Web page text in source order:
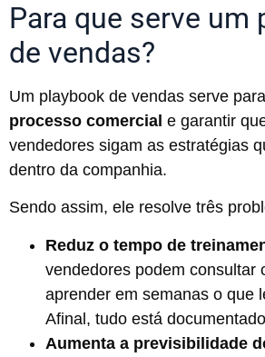
Para que serve um
de vendas?
Um playbook de vendas serve para
processo comercial e garantir
vendedores sigam as estratégias
dentro da companhia.
Sendo assim, ele resolve três
Reduz o tempo de
vendedores podem consultar
aprender em semanas o que
Afinal, tudo está
Aumenta a previsibilidade